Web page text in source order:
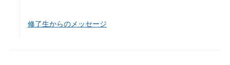
修了生からのメッセージ